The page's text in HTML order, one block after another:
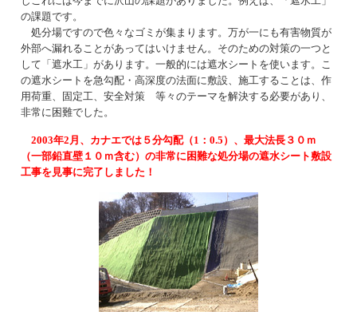
の課題です。
処分場ですので色々なゴミが集まります。万が一にも有害物質が
外部へ漏れることがあってはいけません。そのための対策の一つと
して「遮水工」があります。一般的には遮水シートを使います。こ
の遮水シートを急勾配・高深度の法面に敷設、施工することは、作
用荷重、固定工、安全対策 等々のテーマを解決する必要があり、
非常に困難でした。
2003年2月、カナエでは５分勾配（1：0.5）、最大法長３０ｍ
（一部鉛直壁１０ｍ含む）の非常に困難な処分場の遮水シート敷設
工事を見事に完了しました！